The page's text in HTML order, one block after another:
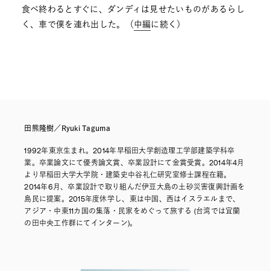
食べ終わるとすぐに、ダンディは見せたいものがあるらし
く、車で僕を連れ出した。（中編に続く）
田熊隆樹／Ryuki Taguma
1992年東京生まれ。2014年早稲田大学創造理工学部建築学科卒
業。卒業論文にて優秀論文賞、卒業設計にて金賞受賞。2014年4月
より早稲田大学大学院・建築史中谷礼仁研究室修士課程在籍。
2014年6月、卒業設計で取り組んだ伊豆大島の土砂災害復興計画を
島民に提案。2015年度休学し、東は中国、西はイスラエルまで、
アジア・中東11カ国の集落・民家をめぐって旅する (台湾では宜蘭
の田中央工作群にてインターン)。